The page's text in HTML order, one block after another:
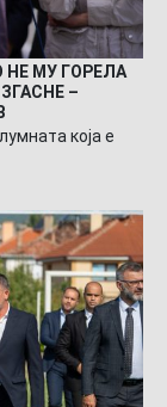
МУ ГОРЕЛА
–
која е